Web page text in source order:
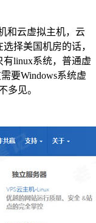
和云虚拟主机，云
择美国机房的话，
linux系统，普通虚
要Windows系统虚
多见。